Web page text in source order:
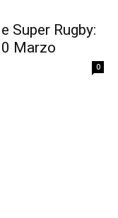
Super Rugby:
Marzo
0